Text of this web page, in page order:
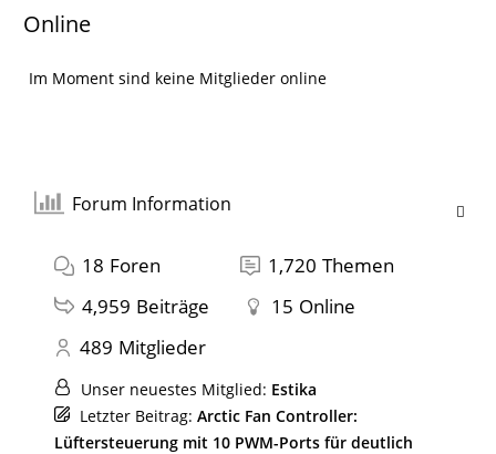
Online
Im Moment sind keine Mitglieder online
Forum Information
18 Foren 1,720 Themen
4,959 Beiträge 15 Online
489 Mitglieder
Unser neuestes Mitglied: Estika
Letzter Beitrag: Arctic Fan Controller:
Lüftersteuerung mit 10 PWM-Ports für deutlich